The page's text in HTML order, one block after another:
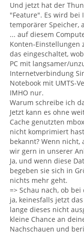
Und jetzt hat der
"Feature". Es wird bei
temporärer Speicher,
... auf diesem
Konten-Einstellungen
das eingeschaltet,
PC mit langsamer/
Internetverbindung
Notebook mit UMTS-
IMHO nur.
Warum schreibe ich
Jetzt kann es ohne
Cache genutzten
nicht komprimiert
bekannt? Wenn
wir gern in unserer
Ja, und wenn diese
begeben sie sich in
nichts mehr geht.
=> Schau nach, ob
ja, keinesfalls jetzt
lange dieses nicht
kleine Chance an
Nachschauen und